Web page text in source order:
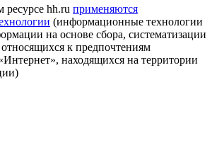
hh.ru применяются
(информационные технологии
на основе сбора, систематизации
к предпочтениям
находящихся на территории